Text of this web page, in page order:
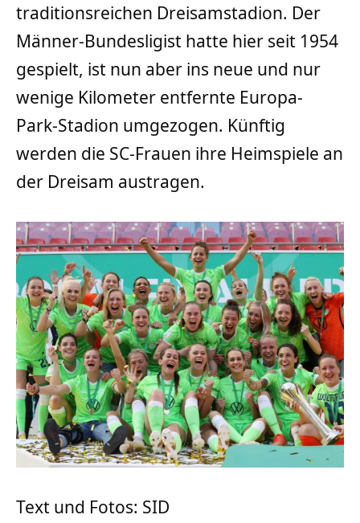
traditionsreichen Dreisamstadion. Der
Männer-Bundesligist hatte hier seit 1954
gespielt, ist nun aber ins neue und nur
wenige Kilometer entfernte Europa-
Park-Stadion umgezogen. Künftig
werden die SC-Frauen ihre Heimspiele an
der Dreisam austragen.
Text und Fotos: SID